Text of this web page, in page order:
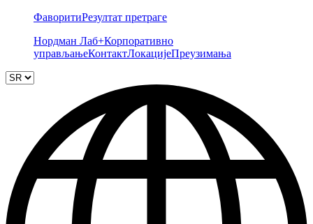
ФаворитиРезултат претраге
Нордман Лаб+Корпоративно
управљањеКонтактЛокацијеПреузимања